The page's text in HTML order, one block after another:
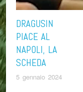
DRAGUSIN
PIACE AL
NAPOLI, LA
SCHEDA
5 gennaio 2024